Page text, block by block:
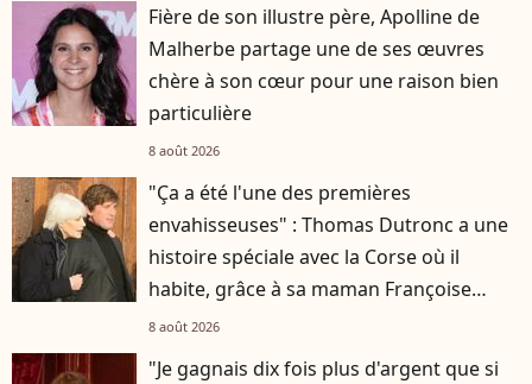
Fière de son illustre père, Apolline de
Malherbe partage une de ses œuvres
chère à son cœur pour une raison bien
particulière
8 août 2026
"Ça a été l'une des premières
envahisseuses" : Thomas Dutronc a une
histoire spéciale avec la Corse où il
habite, grâce à sa maman Françoise
Hardy
8 août 2026
"Je gagnais dix fois plus d'argent que si